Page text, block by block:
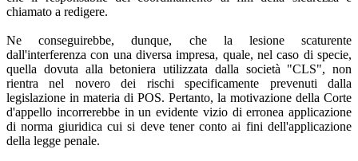
chiamato a redigere.
Ne conseguirebbe, dunque, che la lesione scaturente
dall'interferenza con una diversa impresa, quale, nel caso di specie,
quella dovuta alla betoniera utilizzata dalla società "CLS", non
rientra nel novero dei rischi specificamente prevenuti dalla
legislazione in materia di POS. Pertanto, la motivazione della Corte
d'appello incorrerebbe in un evidente vizio di erronea applicazione
di norma giuridica cui si deve tener conto ai fini dell'applicazione
della legge penale.